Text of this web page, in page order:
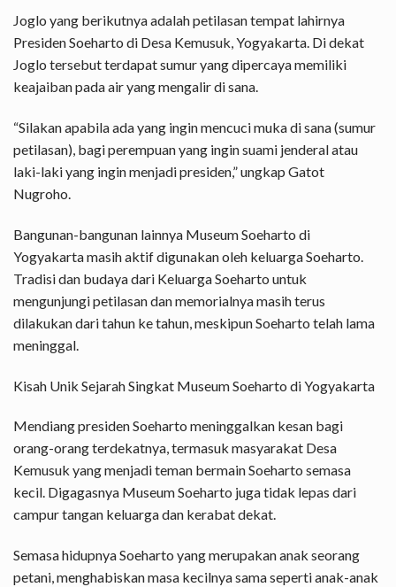
Joglo yang berikutnya adalah petilasan tempat lahirnya
Presiden Soeharto di Desa Kemusuk, Yogyakarta. Di dekat
Joglo tersebut terdapat sumur yang dipercaya memiliki
keajaiban pada air yang mengalir di sana.
“Silakan apabila ada yang ingin mencuci muka di sana (sumur
petilasan), bagi perempuan yang ingin suami jenderal atau
laki-laki yang ingin menjadi presiden,” ungkap Gatot
Nugroho.
Bangunan-bangunan lainnya Museum Soeharto di
Yogyakarta masih aktif digunakan oleh keluarga Soeharto.
Tradisi dan budaya dari Keluarga Soeharto untuk
mengunjungi petilasan dan memorialnya masih terus
dilakukan dari tahun ke tahun, meskipun Soeharto telah lama
meninggal.
Kisah Unik Sejarah Singkat Museum Soeharto di Yogyakarta
Mendiang presiden Soeharto meninggalkan kesan bagi
orang-orang terdekatnya, termasuk masyarakat Desa
Kemusuk yang menjadi teman bermain Soeharto semasa
kecil. Digagasnya Museum Soeharto juga tidak lepas dari
campur tangan keluarga dan kerabat dekat.
Semasa hidupnya Soeharto yang merupakan anak seorang
petani, menghabiskan masa kecilnya sama seperti anak-anak